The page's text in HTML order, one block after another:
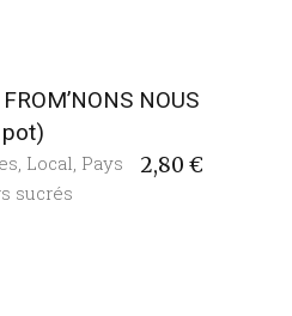
NOUS
2,80 €
, Local, Pays
sucrés